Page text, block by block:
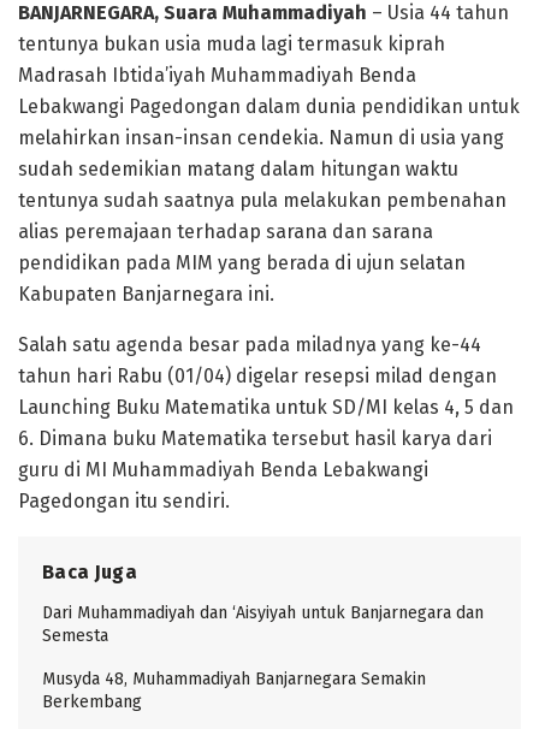
BANJARNEGARA, Suara Muhammadiyah – Usia 44 tahun
tentunya bukan usia muda lagi termasuk kiprah
Madrasah Ibtida’iyah Muhammadiyah Benda
Lebakwangi Pagedongan dalam dunia pendidikan untuk
melahirkan insan-insan cendekia. Namun di usia yang
sudah sedemikian matang dalam hitungan waktu
tentunya sudah saatnya pula melakukan pembenahan
alias peremajaan terhadap sarana dan sarana
pendidikan pada MIM yang berada di ujun selatan
Kabupaten Banjarnegara ini.
Salah satu agenda besar pada miladnya yang ke-44
tahun hari Rabu (01/04) digelar resepsi milad dengan
Launching Buku Matematika untuk SD/MI kelas 4, 5 dan
6. Dimana buku Matematika tersebut hasil karya dari
guru di MI Muhammadiyah Benda Lebakwangi
Pagedongan itu sendiri.
Baca Juga
Dari Muhammadiyah dan ‘Aisyiyah untuk Banjarnegara dan
Semesta
Musyda 48, Muhammadiyah Banjarnegara Semakin
Berkembang